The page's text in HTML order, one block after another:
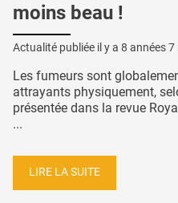
moins beau !
Actualité publiée il y a 8 années 7
Les fumeurs sont
attrayants physiquement,
présentée dans la revue
...
LIRE LA SUITE